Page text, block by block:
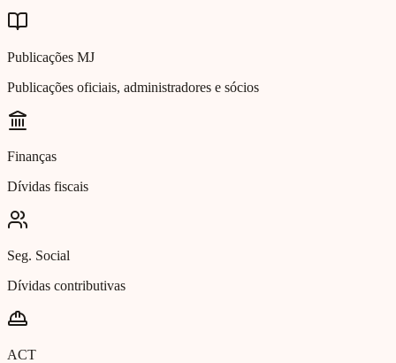
Publicações MJ
Publicações oficiais, administradores e sócios
Finanças
Dívidas fiscais
Seg. Social
Dívidas contributivas
ACT